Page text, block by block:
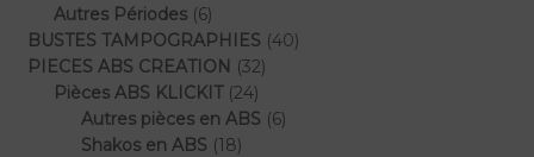
Autres Périodes 66
produits
BUSTES TAMPOGRAPHIES 4040
PIECES ABS CREATION 3232
Pièces ABS KLICKIT 2424
produits
Autres pièces en ABS 66
Shakos en ABS 1818